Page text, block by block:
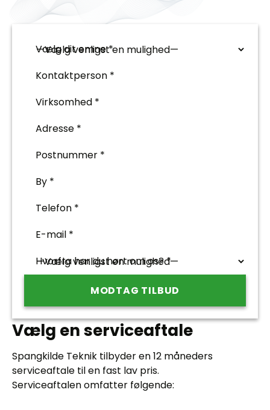
Vælg dit emne *
Kontaktperson *
Virksomhed *
Adresse *
Postnummer *
By *
Telefon *
E-mail *
Hvorfra har du hørt om os? *
Vælg en serviceaftale
Spangkilde Teknik tilbyder en 12 måneders
serviceaftale til en fast lav pris.
Serviceaftalen omfatter følgende: